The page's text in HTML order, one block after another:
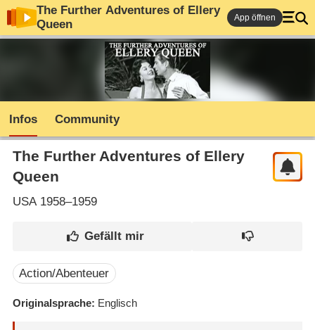
The Further Adventures of Ellery
Queen
App öffnen
Infos Community
The Further Adventures of Ellery
Queen
USA1958–1959
Action/Abenteuer
Originalsprache Englisch